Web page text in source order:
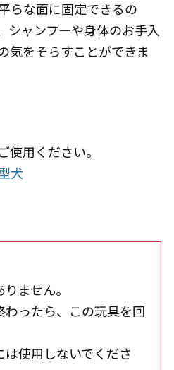
らな面に固定できるの
シャンプーや身体のお手入
気をそらすことができま
使用ください。
犬
ません。
ったら、この玩具を回
使用しないでくださ